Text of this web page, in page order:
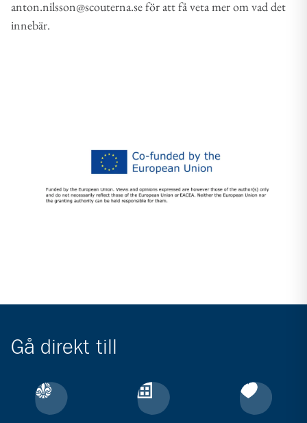
anton.nilsson@scouterna.se för att få veta mer om vad det
innebär.
Gå direkt till